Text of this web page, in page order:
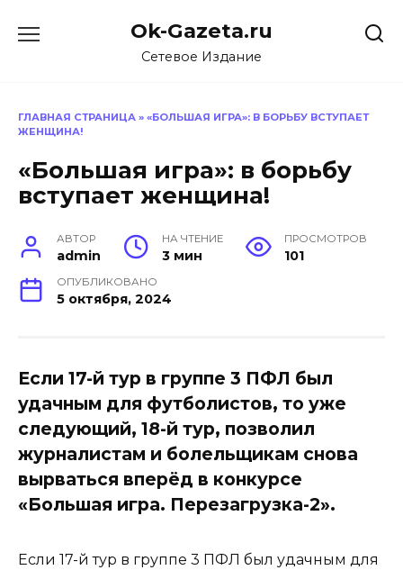
Ok-Gazeta.ru
Сетевое Издание
ГЛАВНАЯ СТРАНИЦА » «БОЛЬШАЯ ИГРА»: В БОРЬБУ ВСТУПАЕТ
ЖЕНЩИНА!
«Большая игра»: в борьбу
вступает женщина!
АВТОР
admin
НА ЧТЕНИЕ
3 мин
ПРОСМОТРОВ
101
ОПУБЛИКОВАНО
5 октября, 2024
Если 17-й тур в группе 3 ПФЛ был
удачным для футболистов, то уже
следующий, 18-й тур, позволил
журналистам и болельщикам снова
вырваться вперёд в конкурсе
«Большая игра. Перезагрузка-2».
Если 17-й тур в группе 3 ПФЛ был удачным для